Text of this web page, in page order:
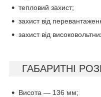
тепловий захист;
захист від
захист від
ГАБАРИТНІ
Висота — 136 мм;